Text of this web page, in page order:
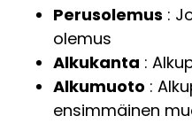
Perusolemus :
olemus
Alkukanta :
Alkumuoto :
ensimmäinen